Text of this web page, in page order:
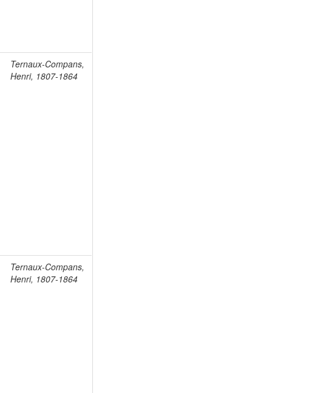
Ternaux-Compans,
Henri, 1807-1864
Ternaux-Compans,
Henri, 1807-1864